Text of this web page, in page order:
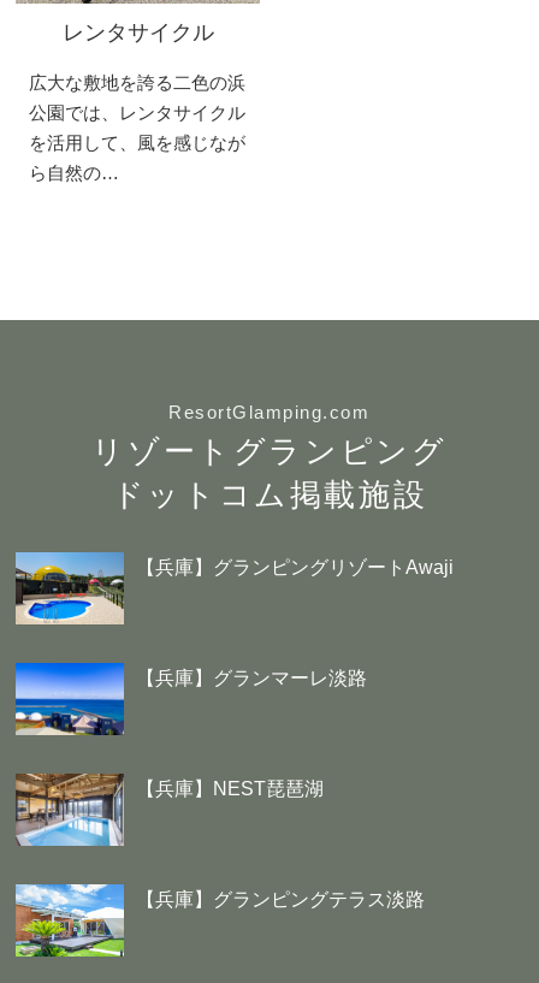
レンタサイクル
広大な敷地を誇る二色の浜
公園では、レンタサイクル
を活用して、風を感じなが
ら自然の…
ResortGlamping.com
リゾートグランピング
ドットコム掲載施設
【兵庫】グランピングリゾートAwaji
【兵庫】グランマーレ淡路
【兵庫】NEST琵琶湖
【兵庫】グランピングテラス淡路